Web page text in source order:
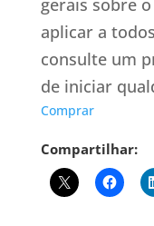
gerais sobre
aplicar a
consulte um
de iniciar
Comprar
Compartilhar: